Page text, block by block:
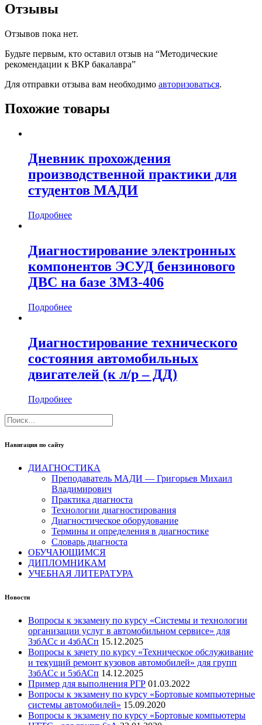
Отзывы
Отзывов пока нет.
Будьте первым, кто оставил отзыв на “Методические
рекомендации к ВКР бакалавра”
Для отправки отзыва вам необходимо авторизоваться.
Похожие товары
Дневник прохождения
производственной практики для
студентов МАДИ
Подробнее
Диагностирование электронных
компонентов ЭСУД бензинового
ДВС на базе ЗМЗ-406
Подробнее
Диагностирование технического
состояния автомобильных
двигателей (к л/р – ДД)
Подробнее
Навигация по сайту
ДИАГНОСТИКА
Преподаватель МАДИ — Григорьев Михаил
Владимирович
Практика диагноста
Технологии диагностирования
Диагностическое оборудование
Термины и определения в диагностике
Словарь диагноста
ОБУЧАЮЩИМСЯ
ДИПЛОМНИКАМ
УЧЕБНАЯ ЛИТЕРАТУРА
Новости
Вопросы к экзамену по курсу «Системы и технологии
организации услуг в автомобильном сервисе» для
3збАСс и 4збАСп 15.12.2025
Вопросы к зачету по курсу «Техническое обслуживание
и текущий ремонт кузовов автомобилей» для групп
3збАСс и 5збАСп 14.12.2025
Пример для выполнения РГР 01.03.2022
Вопросы к экзамену по курсу «Бортовые компьютерные
системы автомобилей» 15.09.2020
Вопросы к экзамену по курсу «Бортовые компьютеры